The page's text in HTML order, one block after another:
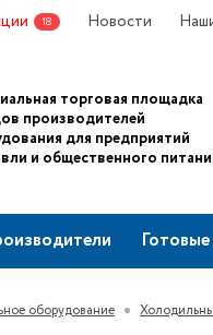
18 Новости
торговая площадка
производителей
для предприятий
и общественного
оборудование